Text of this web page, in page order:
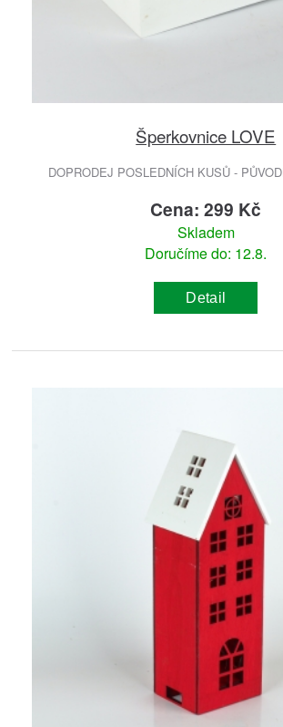
Šperkovnice LOVE
DOPRODEJ POSLEDNÍCH KUSŮ -
Cena: 299 Kč
Skladem
Doručíme do: 12.8.
Detail